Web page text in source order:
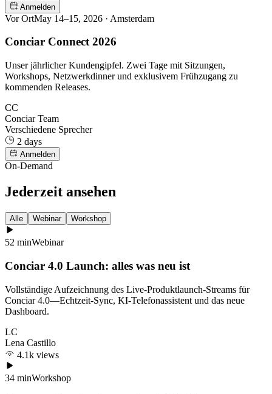
Anmelden
Vor OrtMay 14–15, 2026 · Amsterdam
Conciar Connect 2026
Unser jährlicher Kundengipfel. Zwei Tage mit Sitzungen,
Workshops, Netzwerkdinner und exklusivem Frühzugang zu
kommenden Releases.
CC
Conciar Team
Verschiedene Sprecher
2 days
Anmelden
On-Demand
Jederzeit ansehen
Alle Webinar Workshop
52 minWebinar
Conciar 4.0 Launch: alles was neu ist
Vollständige Aufzeichnung des Live-Produktlaunch-Streams für
Conciar 4.0—Echtzeit-Sync, KI-Telefonassistent und das neue
Dashboard.
LC
Lena Castillo
4.1k views
34 minWorkshop